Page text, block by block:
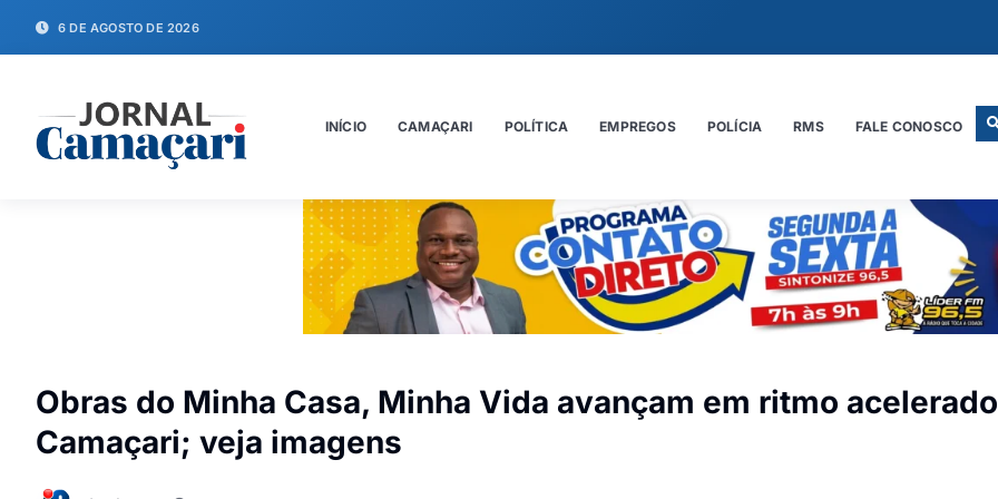
6 DE AGOSTO DE 2026
INÍCIO CAMAÇARI POLÍTICA EMPREGOS POLÍCIA RMS FALE CONOSCO
Obras do Minha Casa, Minha Vida avançam em ritmo
Camaçari; veja imagens